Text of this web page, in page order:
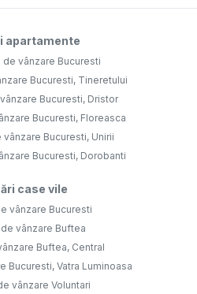
apartamente
vânzare Bucuresti
Bucuresti, Tineretului
Bucuresti, Dristor
Bucuresti, Floreasca
Bucuresti, Unirii
Bucuresti, Dorobanti
case vile
vânzare Bucuresti
vânzare Buftea
Buftea, Central
Bucuresti, Vatra Luminoasa
vânzare Voluntari